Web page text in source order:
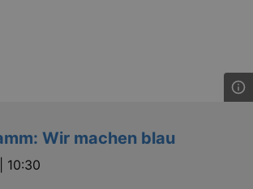
Wir machen blau
10:30